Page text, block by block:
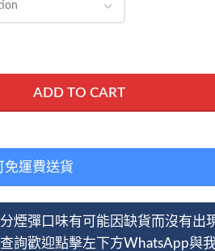
ADD TO CART
免運費送貨
煙彈口味有可能因缺貨而沒有出
詢歡迎點擊左下方WhatsApp與